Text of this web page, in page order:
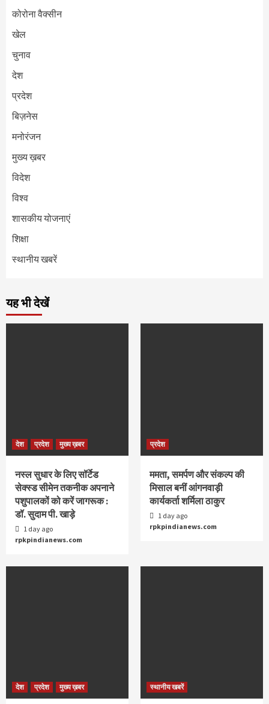
कोरोना वैक्सीन
खेल
चुनाव
देश
प्रदेश
बिज़नेस
मनोरंजन
मुख्य ख़बर
विदेश
विश्व
शासकीय योजनाएं
शिक्षा
स्थानीय खबरें
यह भी देखें
देश प्रदेश मुख्य ख़बर
नस्ल सुधार के लिए सॉर्टेड
सेक्स्ड सीमेन तकनीक अपनाने
पशुपालकों को करें जागरूक :
डॉ. सुदाम पी. खाड़े
1 day ago
rpkpindianews.com
प्रदेश
ममता, समर्पण और संकल्प की
मिसाल बनीं आंगनवाड़ी
कार्यकर्ता शर्मिला ठाकुर
1 day ago
rpkpindianews.com
देश प्रदेश मुख्य ख़बर स्थानीय खबरें